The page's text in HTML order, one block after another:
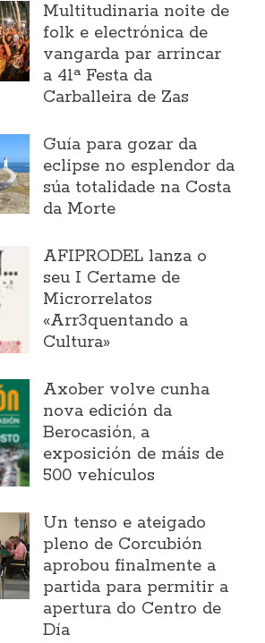
Multitudinaria noite de
folk e electrónica de
vangarda par arrincar
a 41ª Festa da
Carballeira de Zas
Guía para gozar da
eclipse no esplendor da
súa totalidade na Costa
da Morte
AFIPRODEL lanza o
seu I Certame de
Microrrelatos
«Arr3quentando a
Cultura»
Axober volve cunha
nova edición da
Berocasión, a
exposición de máis de
500 vehículos
Un tenso e ateigado
pleno de Corcubión
aprobou finalmente a
partida para permitir a
apertura do Centro de
Día